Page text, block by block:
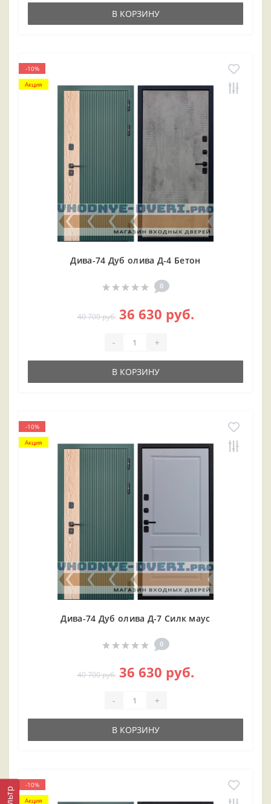
В КОРЗИНУ
-10%
Акция
Дива-74 Дуб олива Д-4 Бетон
0
40 700 руб. 36 630 руб.
- +
В КОРЗИНУ
-10%
Акция
Дива-74 Дуб олива Д-7 Силк маус
0
40 700 руб. 36 630 руб.
- +
В КОРЗИНУ
-10%
Акция